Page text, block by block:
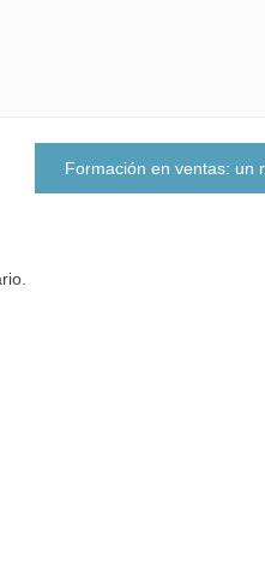
Formación en ventas: un